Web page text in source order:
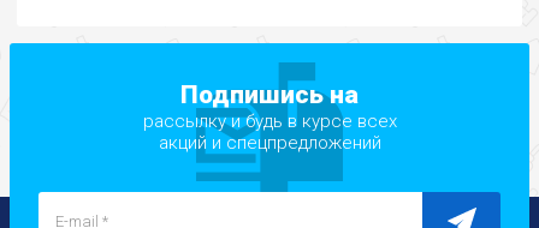
Подпишись на
рассылку и будь в курсе всех
акций и спецпредложений